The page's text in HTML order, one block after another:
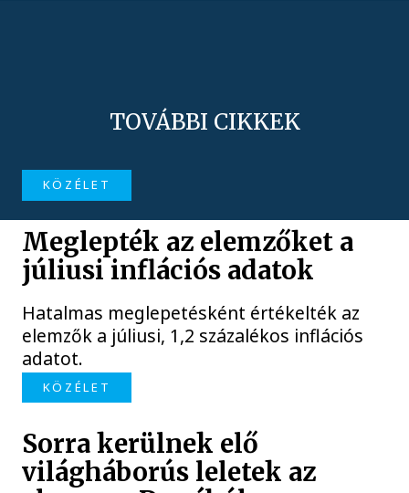
TOVÁBBI CIKKEK
KÖZÉLET
Meglepték az elemzőket a
júliusi inflációs adatok
Hatalmas meglepetésként értékelték az
elemzők a júliusi, 1,2 százalékos inflációs
adatot.
KÖZÉLET
Sorra kerülnek elő
világháborús leletek az